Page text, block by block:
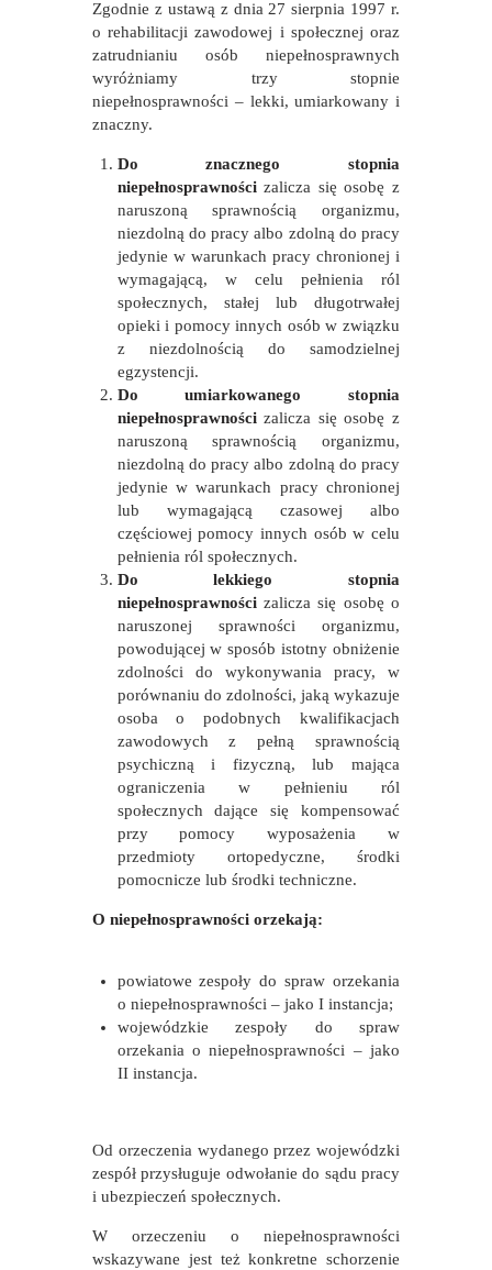
Zgodnie z ustawą z dnia 27 sierpnia 1997 r.
o rehabilitacji zawodowej i społecznej oraz
zatrudnianiu osób niepełnosprawnych
wyróżniamy trzy stopnie
niepełnosprawności – lekki, umiarkowany i
znaczny.
Do znacznego stopnia
niepełnosprawnościzalicza się osobę z
naruszoną sprawnością organizmu,
niezdolną do pracy albo zdolną do pracy
jedynie w warunkach pracy chronionej i
wymagającą, w celu pełnienia ról
społecznych, stałej lub długotrwałej
opieki i pomocy innych osób w związku
z niezdolnością do samodzielnej
egzystencji.
Do umiarkowanego stopnia
niepełnosprawnościzalicza się osobę z
naruszoną sprawnością organizmu,
niezdolną do pracy albo zdolną do pracy
jedynie w warunkach pracy chronionej
lub wymagającą czasowej albo
częściowej pomocy innych osób w celu
pełnienia ról społecznych.
Do lekkiego stopnia
niepełnosprawnościzalicza się osobę o
naruszonej sprawności organizmu,
powodującej w sposób istotny obniżenie
zdolności do wykonywania pracy, w
porównaniu do zdolności, jaką wykazuje
osoba o podobnych kwalifikacjach
zawodowych z pełną sprawnością
psychiczną i fizyczną, lub mająca
ograniczenia w pełnieniu ról
społecznych dające się kompensować
przy pomocy wyposażenia w
przedmioty ortopedyczne, środki
pomocnicze lub środki techniczne.
O niepełnosprawności orzekają:
powiatowe zespoły do spraw orzekania
o niepełnosprawności – jako I instancja;
wojewódzkie zespoły do spraw
orzekania o niepełnosprawności – jako
II instancja.
Od orzeczenia wydanego przez wojewódzki
zespół przysługuje odwołanie do sądu pracy
i ubezpieczeń społecznych.
W orzeczeniu o niepełnosprawności
wskazywane jest też konkretne schorzenie